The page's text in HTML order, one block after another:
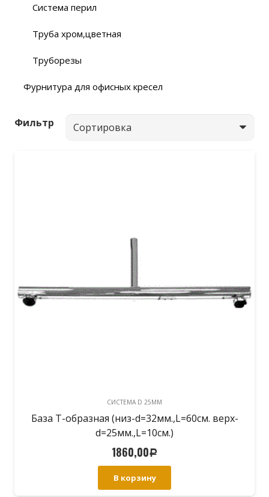
Система перил
Труба хром,цветная
Труборезы
Фурнитура для офисных кресел
Фильтр
CИСТЕМА D 25MM
База Т-образная (низ-d=32мм.,L=60см. верх-
d=25мм.,L=10см.)
1860,00Р
В корзину